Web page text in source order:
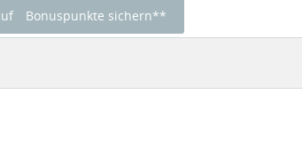
Bonuspunkte sichern**